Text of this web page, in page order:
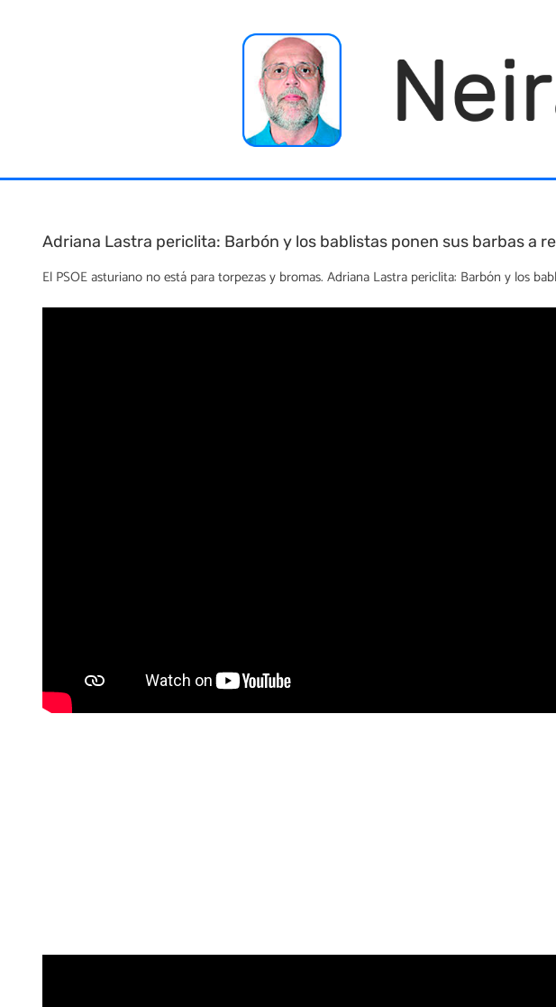
Adriana Lastra periclita: Barbón y los bablistas ponen sus barbas a
El PSOE asturiano no está para torpezas y bromas. Adriana Lastra periclita: Barbón y los